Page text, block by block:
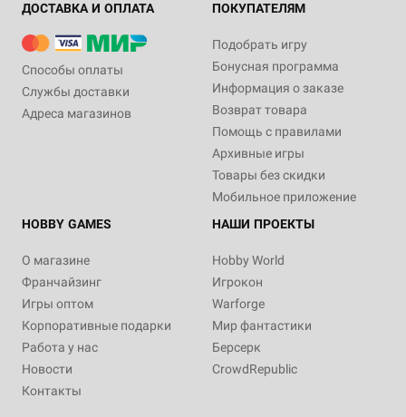
ДОСТАВКА И ОПЛАТА
Способы оплаты
Службы доставки
Адреса магазинов
ПОКУПАТЕЛЯМ
Подобрать игру
Бонусная программа
Информация о заказе
Возврат товара
Помощь с правилами
Архивные игры
Товары без скидки
Мобильное приложение
HOBBY GAMES
О магазине
Франчайзинг
Игры оптом
Корпоративные подарки
Работа у нас
Новости
Контакты
НАШИ ПРОЕКТЫ
Hobby World
Игрокон
Warforge
Мир фантастики
Берсерк
CrowdRepublic